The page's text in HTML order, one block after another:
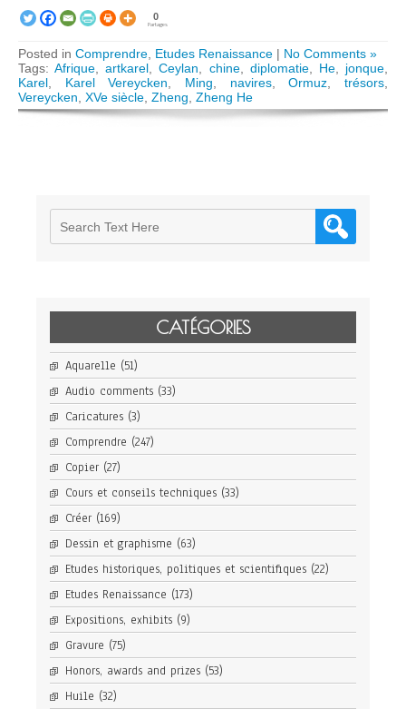
0
Partages
Posted in Comprendre Etudes Renaissance | No Comments »
Tags:Afrique ,artkarel ,Ceylan chine, diplomatie, He, jonque
Karel
Karel Vereycken Ming navires,Ormuz ,trésors
Vereycken XVe siècle Zheng Zheng He
CATÉGORIES
Aquarelle (51)
Audio comments (33)
Caricatures (3)
Comprendre (247)
Copier (27)
Cours et conseils techniques (33)
Créer (169)
Dessin et graphisme (63)
Etudes historiques, politiques et scientifiques (22)
Etudes Renaissance (173)
Expositions, exhibits (9)
Gravure (75)
Honors, awards and prizes (53)
Huile (32)